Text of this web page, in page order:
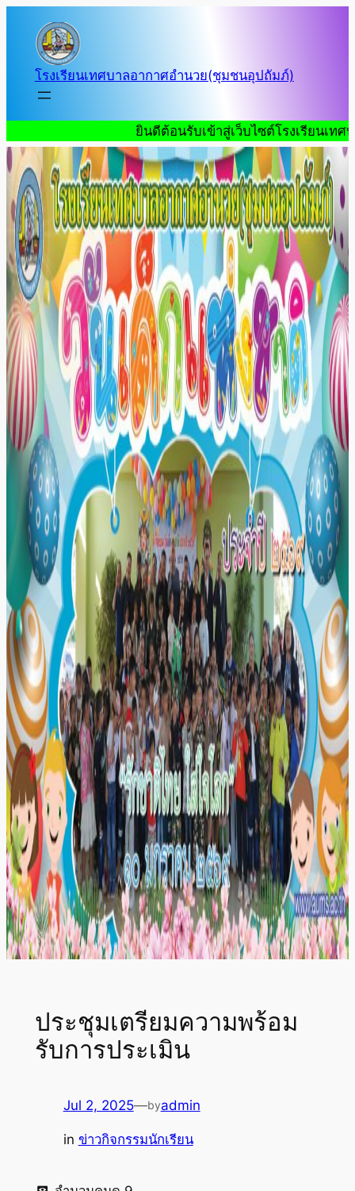
โรงเรียนเทศบาลอากาศอำนวย(ชุมชนอุปถัมภ์)
ยินดีต้อนรับเข้าสู่เว็บไซต์โรงเรียนเทศบาลอากาศอ
ประชุมเตรียมความพร้อม
รับการประเมิน
Jul 2, 2025—byadmin
in ข่าวกิจกรรมนักเรียน